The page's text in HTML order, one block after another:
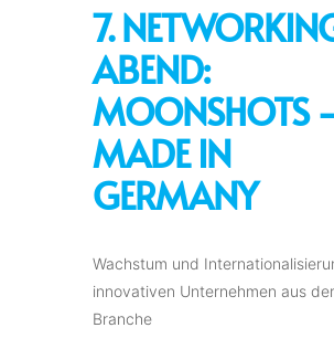
7.
ABEND:
MOONSHOTS
MADE IN
GERMANY
Wachstum und
innovativen Unternehmen aus
Branche